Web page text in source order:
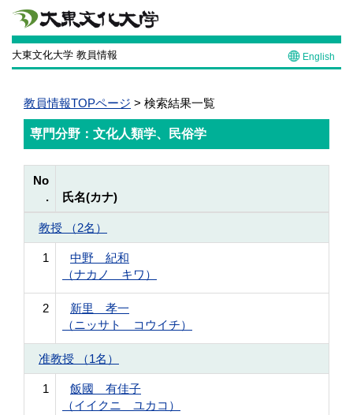
大東文化大学 教員情報 English
教員情報TOPページ > 検索結果一覧
専門分野：文化人類学、民俗学
No
.
氏名(カナ)
教授 （2名）
1
中野 紀和
（ナカノ キワ）
2
新里 孝一
（ニッサト コウイチ）
准教授 （1名）
1
飯國 有佳子
（イイクニ ユカコ）